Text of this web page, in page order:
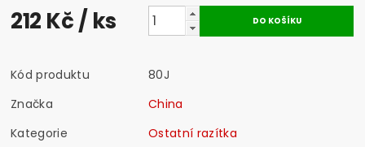
212 Kč/ ks
Kód produktu
80J
Značka
China
Kategorie
Ostatní razítka